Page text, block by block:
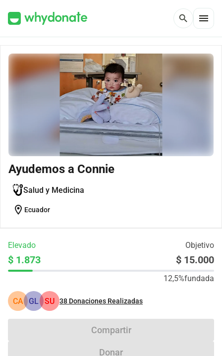
search menu
Ayudemos a Connie
Salud y Medicina
location_on Ecuador
Elevado Objetivo
$ 1.873 $ 15.000
12,5%fundada
CA GL SU 38 Donaciones Realizadas
Compartir
Donar